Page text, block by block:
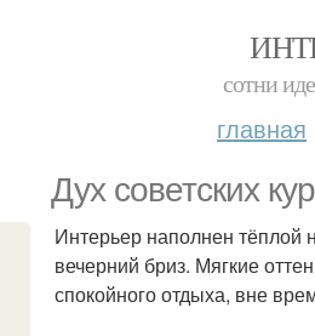
сотни
главная
Дух советских
Интерьер наполнен тёплой
вечерний бриз. Мягкие
спокойного отдыха, вне